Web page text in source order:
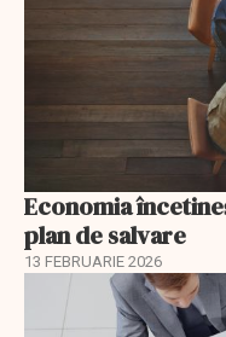
Economia
plan de salvare
13 FEBRUARIE 2026